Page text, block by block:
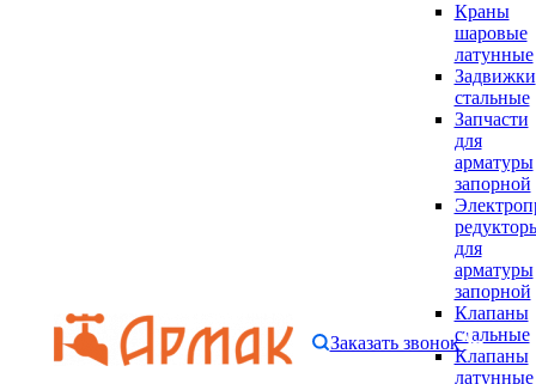
Краны
шаровые
латунные
Задвижки
стальные
Запчасти
для
арматуры
запорной
для
арматуры
запорной
Клапаны
стальные
Клапаны
латунные
Заказать звонок